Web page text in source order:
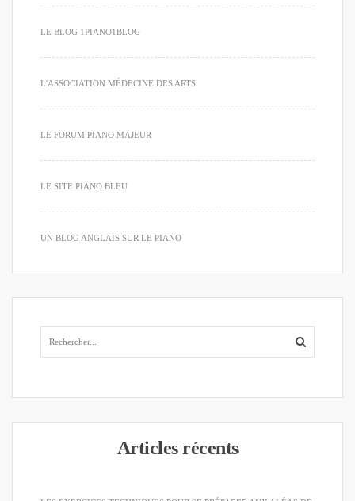
LE BLOG 1PIANO1BLOG
L'ASSOCIATION MÉDECINE DES ARTS
LE FORUM PIANO MAJEUR
LE SITE PIANO BLEU
UN BLOG ANGLAIS SUR LE PIANO
Articles récents